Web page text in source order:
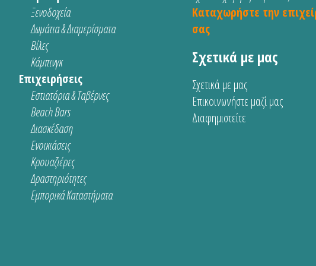
Ξενοδοχεία
Δωμάτια & Διαμερίσματα
Βίλες
Κάμπινγκ
Επιχειρήσεις
Εστιατόρια & Ταβέρνες
Beach Bars
Διασκέδαση
Ενοικιάσεις
Κρουαζιέρες
Δραστηριότητες
Εμπορικά Καταστήματα
Καταχωρήστε την
σας
Σχετικά με μας
Σχετικά με μας
Επικοινωνήστε μαζί μας
Διαφημιστείτε